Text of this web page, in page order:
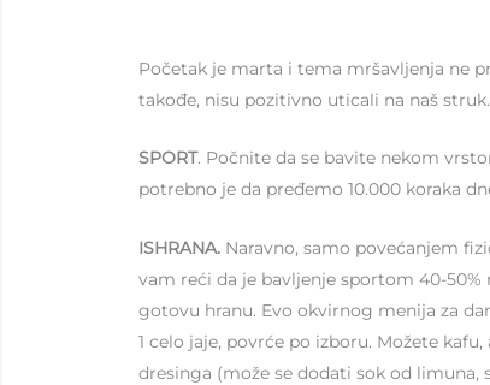
Početak je marta i tema mršavljenja ne
takođe, nisu pozitivno uticali na naš
SPORT. Počnite da se bavite nekom
potrebno je da pređemo 10.000 koraka
ISHRANA. Naravno, samo povećanjem
vam reći da je bavljenje sportom 40-50%
gotovu hranu. Evo okvirnog menija za
1 celo jaje, povrće po izboru. Možete
dresinga (može se dodati sok od limuna,